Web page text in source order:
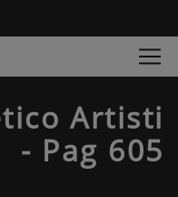
Artisti
- Pag 605